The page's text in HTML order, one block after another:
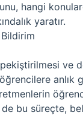
hangi
yaratır.
ve
bu süreçte,